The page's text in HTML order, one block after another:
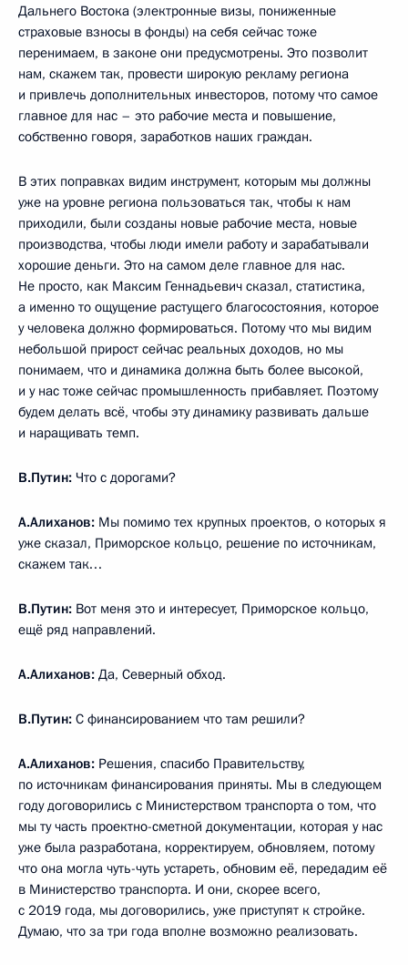
Дальнего Востока (электронные визы, пониженные
страховые взносы в фонды) на себя сейчас тоже
перенимаем, в законе они предусмотрены. Это позволит
нам, скажем так, провести широкую рекламу региона
и привлечь дополнительных инвесторов, потому что самое
главное для нас – это рабочие места и повышение,
собственно говоря, заработков наших граждан.
В этих поправках видим инструмент, которым мы должны
уже на уровне региона пользоваться так, чтобы к нам
приходили, были созданы новые рабочие места, новые
производства, чтобы люди имели работу и зарабатывали
хорошие деньги. Это на самом деле главное для нас.
Не просто, как Максим Геннадьевич сказал, статистика,
а именно то ощущение растущего благосостояния, которое
у человека должно формироваться. Потому что мы видим
небольшой прирост сейчас реальных доходов, но мы
понимаем, что и динамика должна быть более высокой,
и у нас тоже сейчас промышленность прибавляет. Поэтому
будем делать всё, чтобы эту динамику развивать дальше
и наращивать темп.
В.Путин: Что с дорогами?
А.Алиханов: Мы помимо тех крупных проектов, о которых я
уже сказал, Приморское кольцо, решение по источникам,
скажем так…
В.Путин: Вот меня это и интересует, Приморское кольцо,
ещё ряд направлений.
А.Алиханов: Да, Северный обход.
В.Путин: С финансированием что там решили?
А.Алиханов: Решения, спасибо Правительству,
по источникам финансирования приняты. Мы в следующем
году договорились с Министерством транспорта о том, что
мы ту часть проектно-сметной документации, которая у нас
уже была разработана, корректируем, обновляем, потому
что она могла чуть-чуть устареть, обновим её, передадим её
в Министерство транспорта. И они, скорее всего,
с 2019 года, мы договорились, уже приступят к стройке.
Думаю, что за три года вполне возможно реализовать.